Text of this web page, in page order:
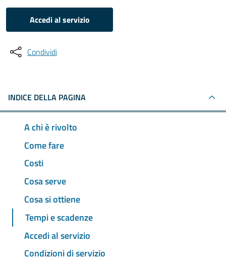
Accedi al servizio
Condividi
INDICE DELLA PAGINA
A chi è rivolto
Come fare
Costi
Cosa serve
Cosa si ottiene
Tempi e scadenze
Accedi al servizio
Condizioni di servizio